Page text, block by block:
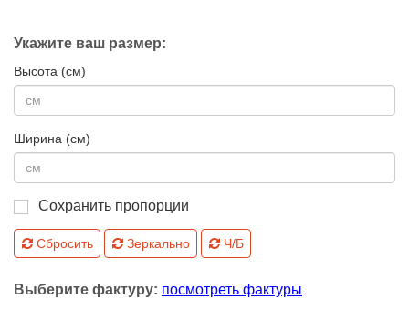
Укажите ваш размер:
Высота (см)
Ширина (см)
Сохранить пропорции
Сбросить Зеркально Ч/Б
Выберите фактуру: посмотреть фактуры